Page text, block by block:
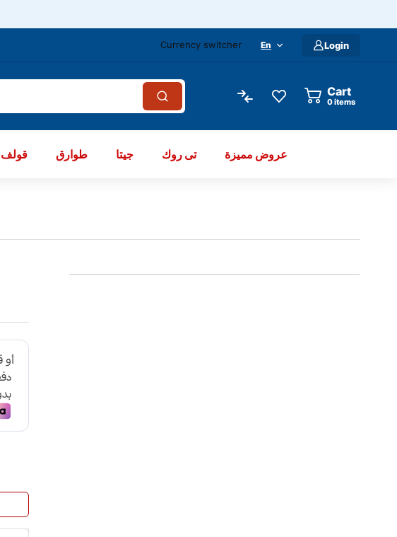
Currency switcher En Login
Cart
items
قولف طوارق جيتا تى روك عروض مميزة